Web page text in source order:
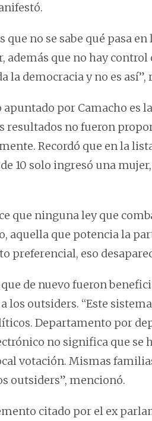
que no se sabe qué pasa
además que no hay control
la democracia y no es así”,
apuntado por Camacho es
resultados no fueron
Recordó que en la
10 solo ingresó una
que ninguna ley que
que potencia la
preferencial, eso
de nuevo fueron
los outsiders. “Este
Departamento por
no significa que se
votación. Mismas
outsiders”, mencionó.
citado por el ex